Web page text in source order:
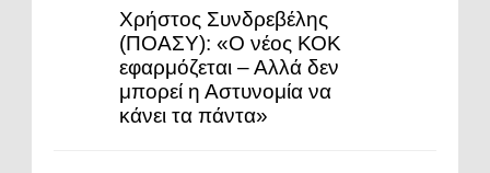
Χρήστος Συνδρεβέλης
(ΠΟΑΣΥ): «Ο νέος ΚΟΚ
εφαρμόζεται – Αλλά δεν
μπορεί η Αστυνομία να
κάνει τα πάντα»